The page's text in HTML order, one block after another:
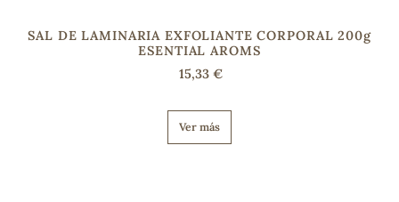
SAL DE LAMINARIA EXFOLIANTE CORPORAL 200g
ESENTIAL AROMS
15,33 €
Ver más